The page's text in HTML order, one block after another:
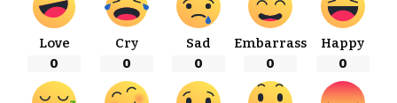
Love
0
Cry
0
Sad
0
Embarrass
0
Happy
0